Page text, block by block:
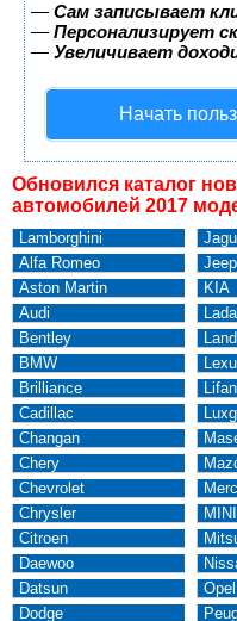
— Сам записывает
— Персонализирует
— Увеличивает
Начать
Обновился каталог
автомобилей 2017
Lamborghini
Alfa Romeo
Aston Martin
Audi
Bentley
BMW
Brilliance
Cadillac
Changan
Chery
Chevrolet
Chrysler
Citroen
Daewoo
Datsun
Dodge
Jeep
KIA
Lada
Lifan
MINI
Opel